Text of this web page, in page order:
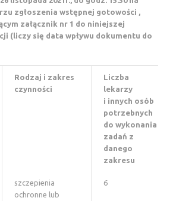
zgłoszenia wstępnej gotowości ,
załącznik nr 1 do niniejszej
(liczy się data wpływu dokumentu do
Rodzaj i zakres
czynności
Liczba
lekarzy
i innych osób
potrzebnych
do wykonania
zadań z
danego
zakresu
szczepienia
ochronne lub
6